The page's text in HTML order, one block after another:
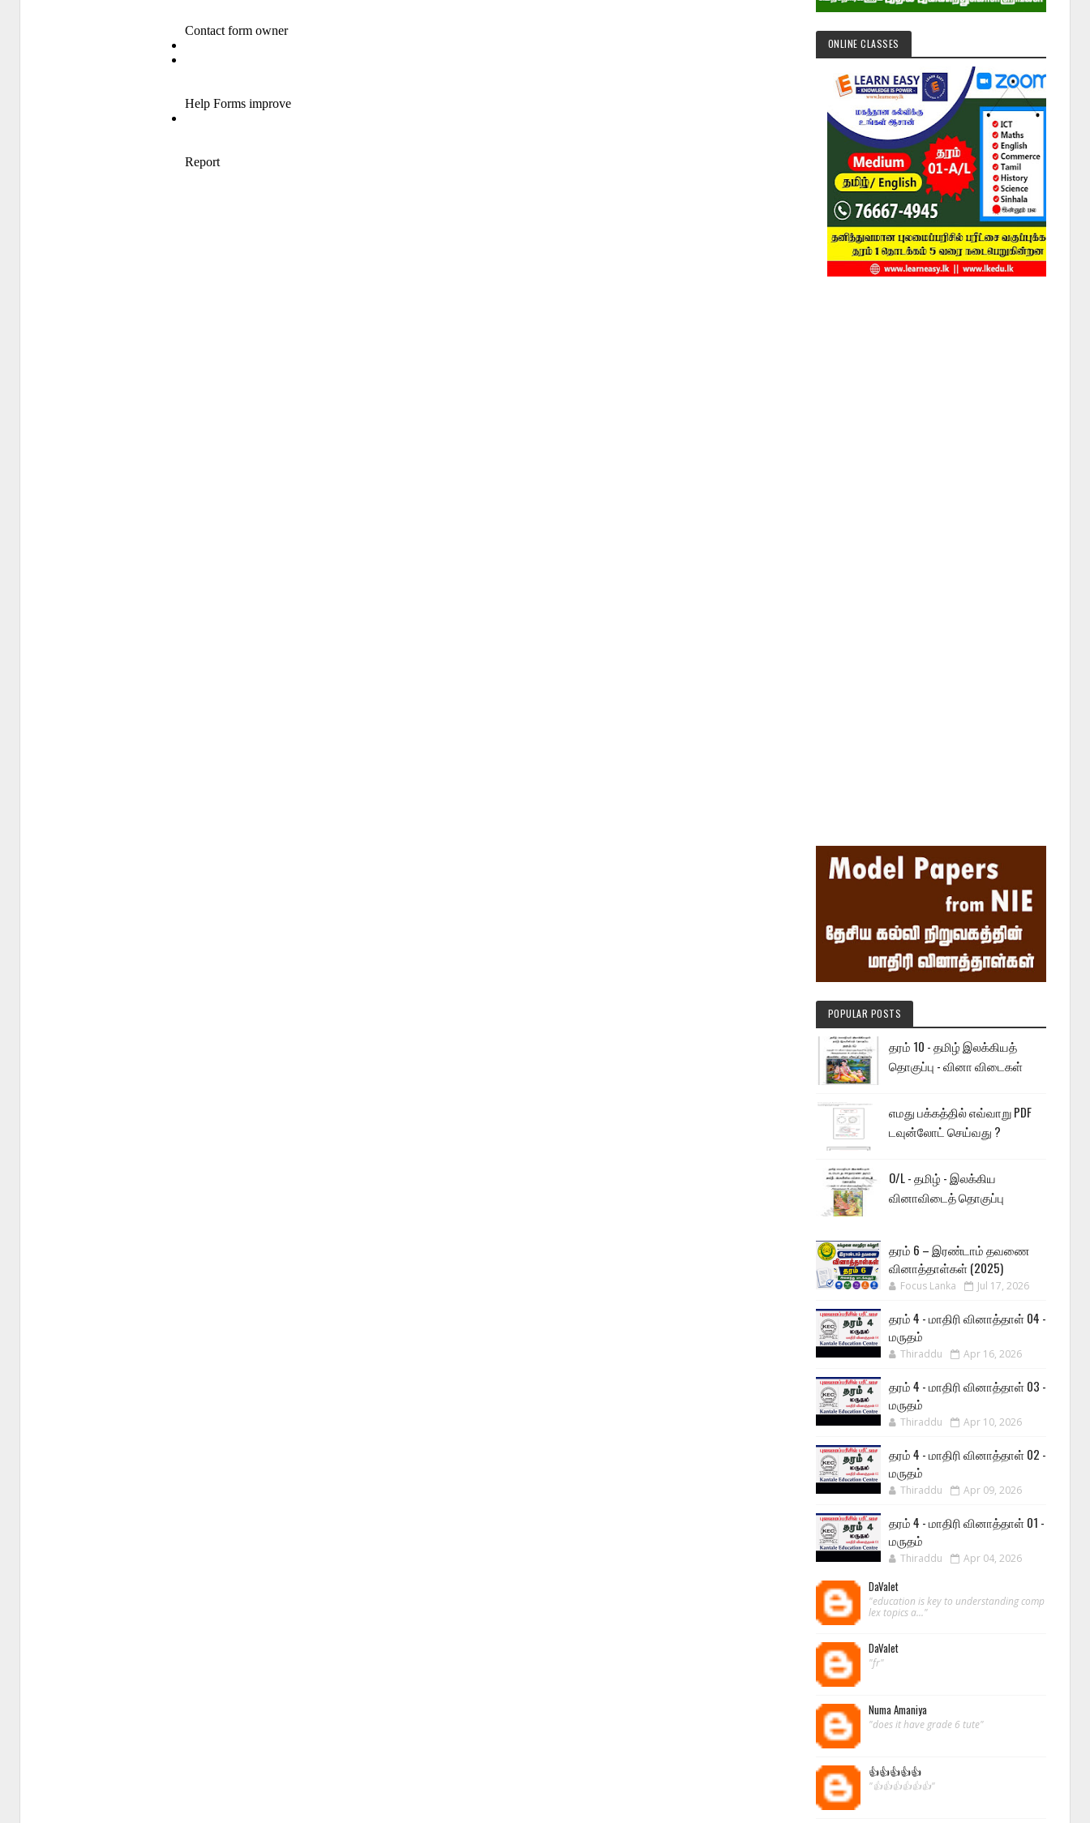
ONLINE CLASSES
POPULAR POSTS
தரம் 10 - தமிழ் இலக்கியத்
தொகுப்பு - வினா விடைகள்
எமது பக்கத்தில் எவ்வாறு PDF
டவுன்லோட் செய்வது ?
O/L - தமிழ் - இலக்கிய
வினாவிடைத் தொகுப்பு
தரம் 6 – இரண்டாம் தவணை
வினாத்தாள்கள் (2025)
Focus Lanka Jul 17, 2026
தரம் 4 - மாதிரி வினாத்தாள் 04 -
மருதம்
Thiraddu Apr 16, 2026
தரம் 4 - மாதிரி வினாத்தாள் 03 -
மருதம்
Thiraddu Apr 10, 2026
தரம் 4 - மாதிரி வினாத்தாள் 02 -
மருதம்
Thiraddu Apr 09, 2026
தரம் 4 - மாதிரி வினாத்தாள் 01 -
மருதம்
Thiraddu Apr 04, 2026
DaValet
"education is key to understanding comp
lex topics a..."
DaValet
"fr"
Numa Amaniya
"does it have grade 6 tute"
👍👍👍👍👍
"👍👍👍👍👍👍"